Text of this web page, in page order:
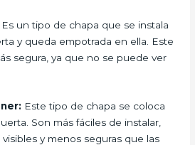
Es un tipo de chapa que se instala
y queda empotrada en ella. Este
segura, ya que no se puede ver
Este tipo de chapa se coloca
Son más fáciles de instalar,
y menos seguras que las